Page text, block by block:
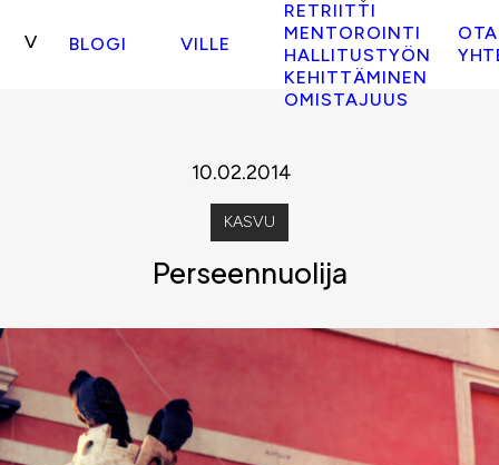
BLOGI VILLE
RETRIITTI
MENTOROINTI
HALLITUSTYÖN
KEHITTÄMINEN
OMISTAJUUS
OTA
10.02.2014
KASVU
Perseennuolija